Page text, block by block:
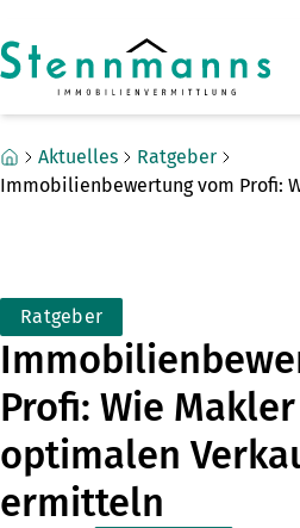
Zum Fuß springen
Aktuelles
Ratgeber
Immobilienbewertung vom Profi:
Ratgeber
Profi: Wie
optimalen
ermitteln